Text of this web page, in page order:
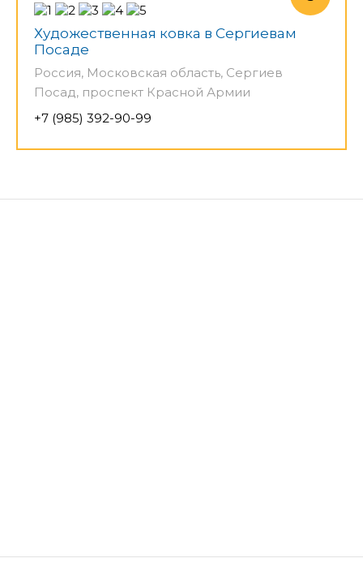
Художественная ковка в Сергиевам
Посаде
Россия, Московская область, Сергиев
Посад, проспект Красной Армии
+7 (985) 392-90-99